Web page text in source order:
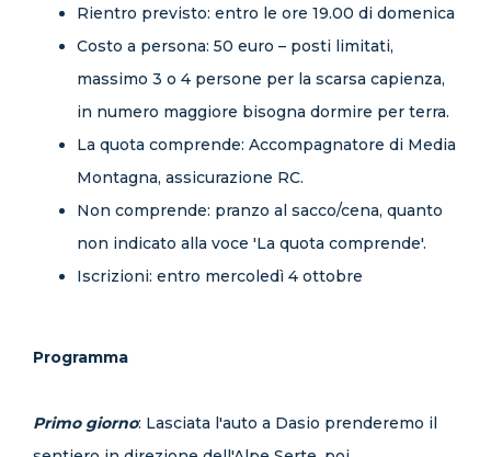
Rientro previsto: entro le ore 19.00 di domenica
Costo a persona: 50 euro – posti limitati,
massimo 3 o 4 persone per la scarsa capienza,
in numero maggiore bisogna dormire per terra.
La quota comprende: Accompagnatore di Media
Montagna, assicurazione RC.
Non comprende: pranzo al sacco/cena, quanto
non indicato alla voce 'La quota comprende'.
Iscrizioni: entro mercoledì 4 ottobre
Programma
Primo giorno: Lasciata l'auto a Dasio prenderemo il